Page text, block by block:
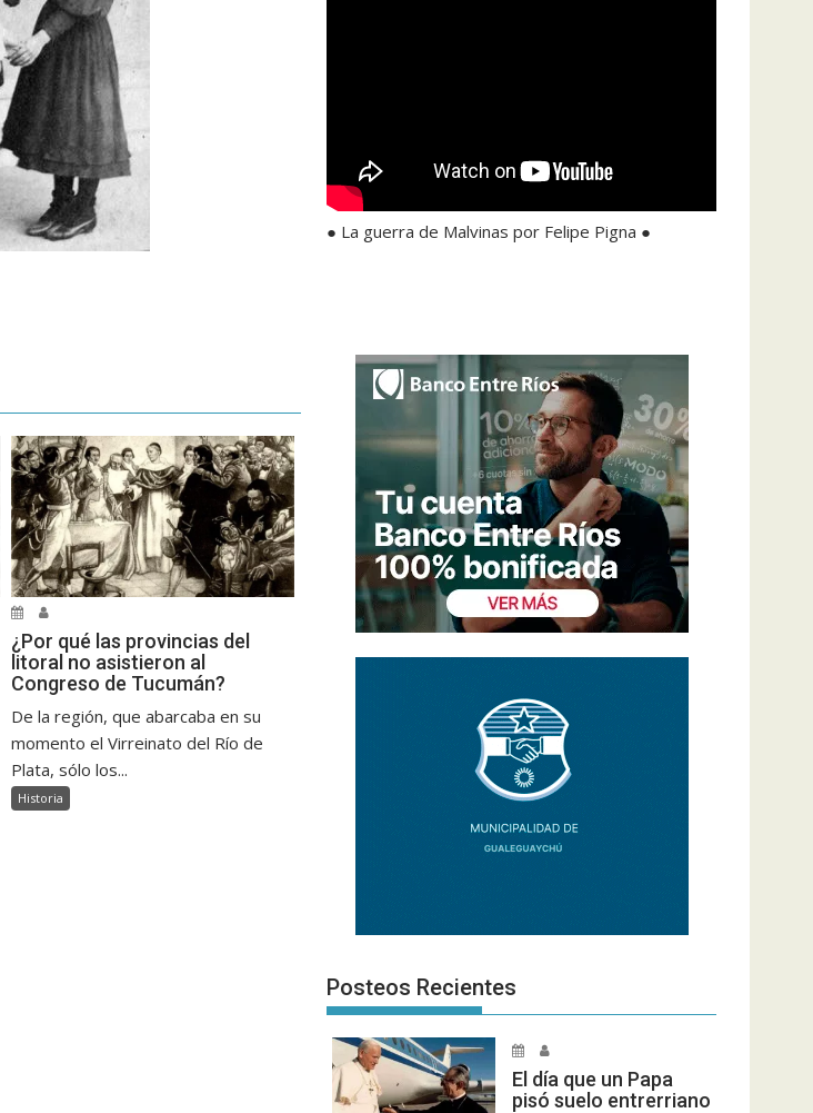
¿Por qué las provincias del
litoral no asistieron al
Congreso de Tucumán?
De la región, que abarcaba en su
momento el Virreinato del Río de
Plata, sólo los...
Historia
● La guerra de Malvinas por Felipe Pigna ●
Posteos Recientes
El día que un Papa
pisó suelo entrerriano